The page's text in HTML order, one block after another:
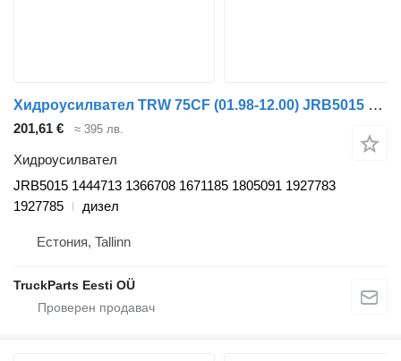
Хидроусилвател TRW 75CF (01.98-12.00) JRB5015 за влекач DAF 65CF, 75CF, 85CF, 95XF (1997-2002)
201,61 € ≈ 395 лв.
Хидроусилвател
JRB5015 1444713 1366708 1671185 1805091 1927783
1927785
дизел
Естония, Tallinn
TruckParts Eesti OÜ